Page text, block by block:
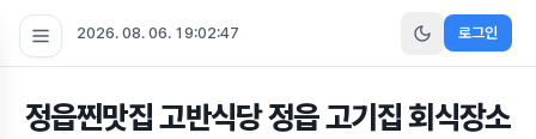
2026. 08. 06. 19:02:48 로그인
정읍찐맛집 고반식당 정읍 고기집 회식장소